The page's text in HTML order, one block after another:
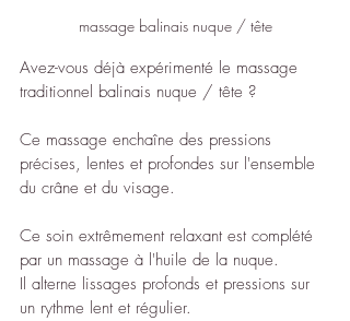
massage balinais nuque / tête
Avez-vous déjà expérimenté le massage
traditionnel balinais nuque / tête ?
Ce massage enchaîne des pressions
précises, lentes et profondes sur l'ensemble
du crâne et du visage.
Ce soin extrêmement relaxant est complété
par un massage à l'huile de la nuque.
Il alterne lissages profonds et pressions sur
un rythme lent et régulier.